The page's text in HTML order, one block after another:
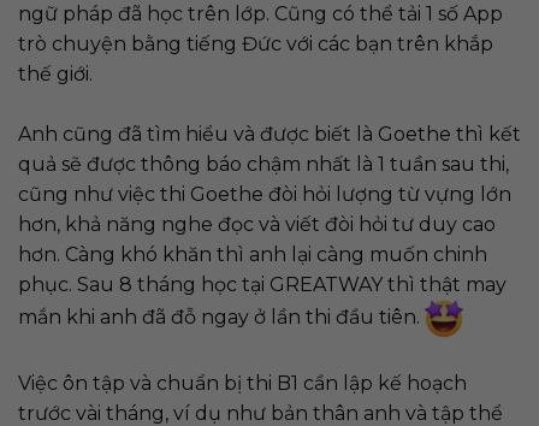
ngữ pháp đã học trên lớp. Cũng có thể tải 1 số App
trò chuyện bằng tiếng Đức với các bạn trên khắp
thế giới.
Anh cũng đã tìm hiểu và được biết là Goethe thì kết
quả sẽ được thông báo chậm nhất là 1 tuần sau thi,
cũng như việc thi Goethe đòi hỏi lượng từ vựng lớn
hơn, khả năng nghe đọc và viết đòi hỏi tư duy cao
hơn. Càng khó khăn thì anh lại càng muốn chinh
phục. Sau 8 tháng học tại GREATWAY thì thật may
mắn khi anh đã đỗ ngay ở lần thi đầu tiên.
Việc ôn tập và chuẩn bị thi B1 cần lập kế hoạch
trước vài tháng, ví dụ như bản thân anh và tập thể